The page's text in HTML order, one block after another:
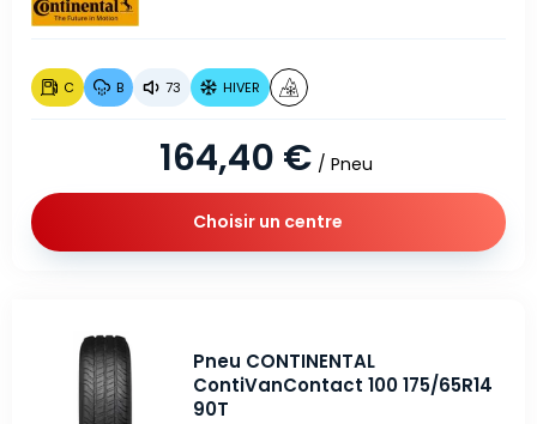
C B 73 HIVER
164,40 € / Pneu
Choisir un centre
Pneu CONTINENTAL
ContiVanContact 100 175/65R14
90T